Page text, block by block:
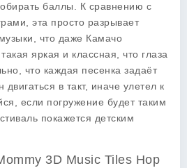
баллы. К сравнению с
эта просто разрывает
что даже Камачо
яркая и классная, что глаза
что каждая песенка задаёт
в такт, иначе улетел к
если погружение будет таким
покажется детским
3D Music Tiles Hop